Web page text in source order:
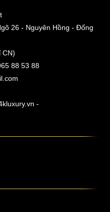
26 - Nguyên Hồng - Đống
CN)
88 53 88
-